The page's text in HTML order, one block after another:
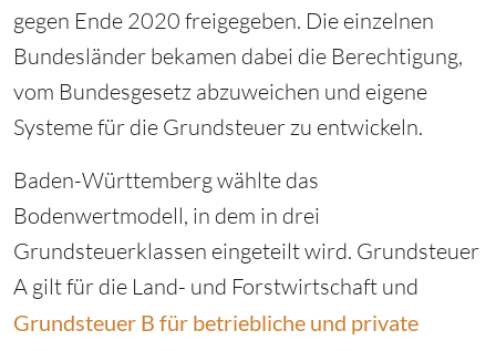
gegen Ende 2020 freigegeben. Die einzelnen
Bundesländer bekamen dabei die Berechtigung,
vom Bundesgesetz abzuweichen und eigene
Systeme für die Grundsteuer zu entwickeln.
Baden-Württemberg wählte das
Bodenwertmodell, in dem in drei
Grundsteuerklassen eingeteilt wird. Grundsteuer
A gilt für die Land- und Forstwirtschaft und
Grundsteuer B für betriebliche und private